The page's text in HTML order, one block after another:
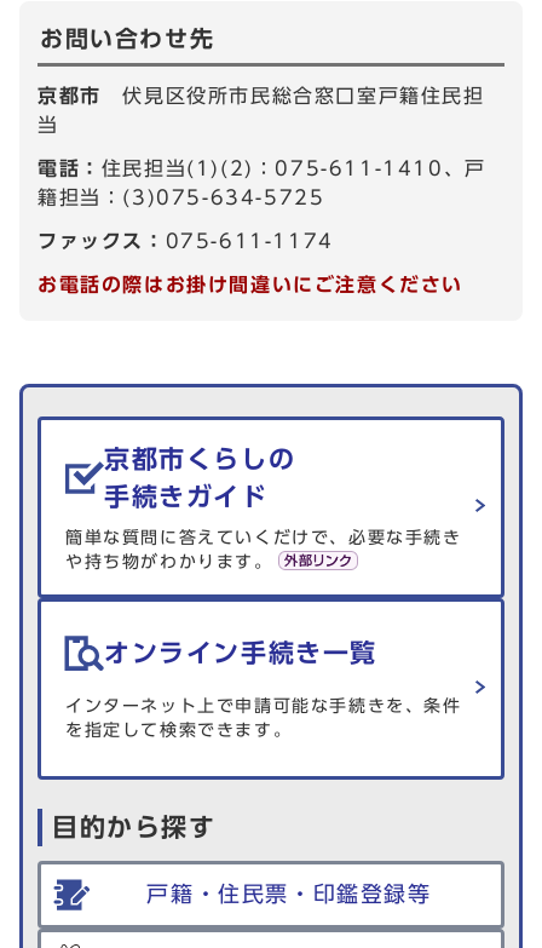
お問い合わせ先
京都市伏見区役所市民総合窓口室戸籍住民担
当
電話： 住民担当(1)(2)：075-611-1410、戸
籍担当：(3)075-634-5725
ファックス： 075-611-1174
お電話の際はお掛け間違いにご注意ください
生活情報を探す
京都市くらしの
手続きガイド
簡単な質問に答えていくだけで、必要な手続き
や持ち物がわかります。
オンライン手続き一覧
インターネット上で申請可能な手続きを、条件
を指定して検索できます。
目的から探す
戸籍・住民票・印鑑登録等